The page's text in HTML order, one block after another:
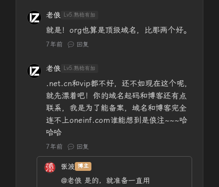
老俍 Lv5.熟稔有加
就是！org也算是顶级域名，比那两个好。
7年前 回复
老俍 Lv5.熟稔有加
.net.cn和vip都不好，还不如现在这个呢，
就先漂着吧！你的域名起码和博客还有点
联系，我是为了能备案，域名和博客完全
连不上oneinf.com谁能想到是俍注~~~哈
哈哈
7年前 回复
张波 博主
@老俍 是的，就准备一直用